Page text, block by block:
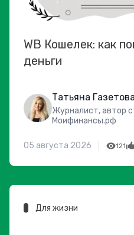
WB Кошелек: как
деньги
Татьяна Газетова
Журналист, автор
Моифинансы.рф
05 августа 2026 121
Для жизни